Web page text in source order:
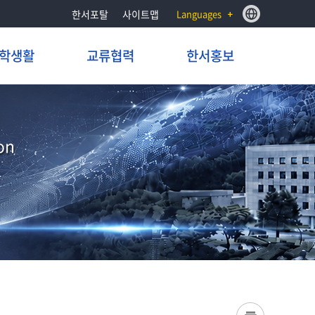
한서포탈 사이트맵 Languages
생활 교류협력 한서홍보